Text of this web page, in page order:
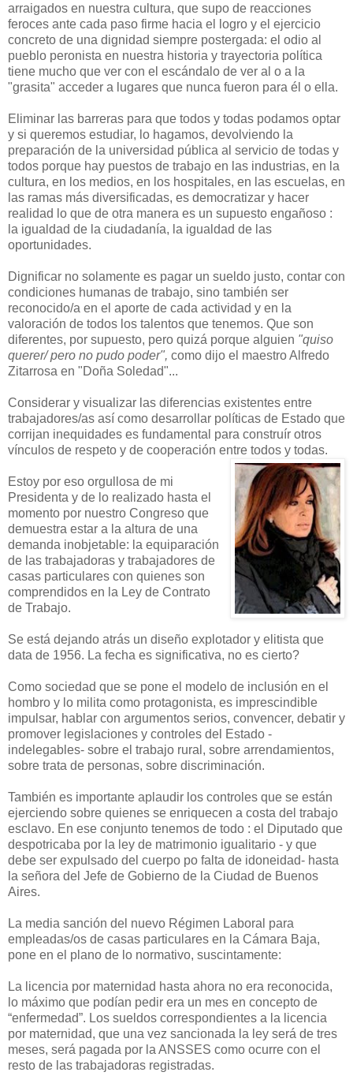
arraigados en nuestra cultura, que supo de reacciones
feroces ante cada paso firme hacia el logro y el ejercicio
concreto de una dignidad siempre postergada: el odio al
pueblo peronista en nuestra historia y trayectoria política
tiene mucho que ver con el escándalo de ver al o a la
"grasita" acceder a lugares que nunca fueron para él o ella.
Eliminar las barreras para que todos y todas podamos optar
y si queremos estudiar, lo hagamos, devolviendo la
preparación de la universidad pública al servicio de todas y
todos porque hay puestos de trabajo en las industrias, en la
cultura, en los medios, en los hospitales, en las escuelas, en
las ramas más diversificadas, es democratizar y hacer
realidad lo que de otra manera es un supuesto engañoso :
la igualdad de la ciudadanía, la igualdad de las
oportunidades.
Dignificar no solamente es pagar un sueldo justo, contar con
condiciones humanas de trabajo, sino también ser
reconocido/a en el aporte de cada actividad y en la
valoración de todos los talentos que tenemos. Que son
diferentes, por supuesto, pero quizá porque alguien "quiso
querer/ pero no pudo poder", como dijo el maestro Alfredo
Zitarrosa en "Doña Soledad"...
Considerar y visualizar las diferencias existentes entre
trabajadores/as así como desarrollar políticas de Estado que
corrijan inequidades es fundamental para construír otros
vínculos de respeto y de cooperación entre todos y todas.
Estoy por eso orgullosa de mi
Presidenta y de lo realizado hasta el
momento por nuestro Congreso que
demuestra estar a la altura de una
demanda inobjetable: la equiparación
de las trabajadoras y trabajadores de
casas particulares con quienes son
comprendidos en la Ley de Contrato
de Trabajo.
Se está dejando atrás un diseño explotador y elitista que
data de 1956. La fecha es significativa, no es cierto?
Como sociedad que se pone el modelo de inclusión en el
hombro y lo milita como protagonista, es imprescindible
impulsar, hablar con argumentos serios, convencer, debatir y
promover legislaciones y controles del Estado -
indelegables- sobre el trabajo rural, sobre arrendamientos,
sobre trata de personas, sobre discriminación.
También es importante aplaudir los controles que se están
ejerciendo sobre quienes se enriquecen a costa del trabajo
esclavo. En ese conjunto tenemos de todo : el Diputado que
despotricaba por la ley de matrimonio igualitario - y que
debe ser expulsado del cuerpo po falta de idoneidad- hasta
la señora del Jefe de Gobierno de la Ciudad de Buenos
Aires.
La media sanción del nuevo Régimen Laboral para
empleadas/os de casas particulares en la Cámara Baja,
pone en el plano de lo normativo, suscintamente:
La licencia por maternidad hasta ahora no era reconocida,
lo máximo que podían pedir era un mes en concepto de
“enfermedad”. Los sueldos correspondientes a la licencia
por maternidad, que una vez sancionada la ley será de tres
meses, será pagada por la ANSSES como ocurre con el
resto de las trabajadoras registradas.